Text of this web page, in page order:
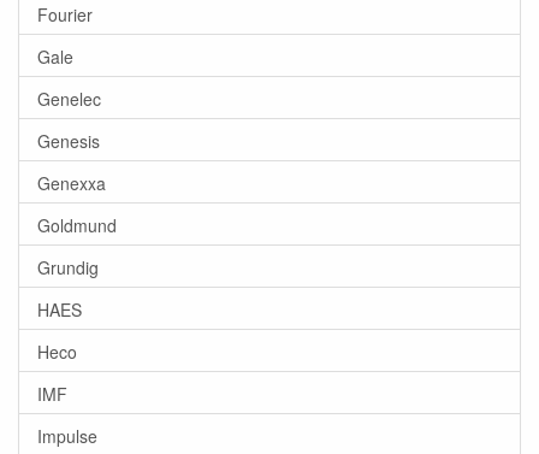
Fourier
Gale
Genelec
Genesis
Genexxa
Goldmund
Grundig
HAES
Heco
IMF
Impulse